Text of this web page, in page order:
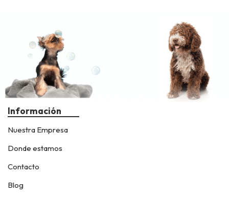
Información
Nuestra Empresa
Donde estamos
Contacto
Blog